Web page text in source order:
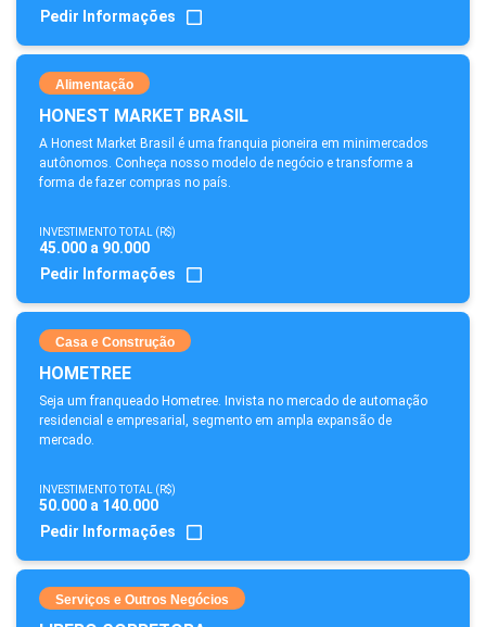
Pedir Informações
Alimentação
HONEST MARKET BRASIL
A Honest Market Brasil é uma franquia pioneira em minimercados
autônomos. Conheça nosso modelo de negócio e transforme a
forma de fazer compras no país.
INVESTIMENTO TOTAL (R$)
45.000 a 90.000
Pedir Informações
Casa e Construção
HOMETREE
Seja um franqueado Hometree. Invista no mercado de automação
residencial e empresarial, segmento em ampla expansão de
mercado.
INVESTIMENTO TOTAL (R$)
50.000 a 140.000
Pedir Informações
Serviços e Outros Negócios